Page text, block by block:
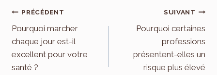
Navigation
de
l’article
PRÉCÉDENT
Pourquoi marcher
chaque jour est-il
excellent pour votre
santé ?
SUIVANT
Pourquoi certaines
professions
présentent-elles un
risque plus élevé